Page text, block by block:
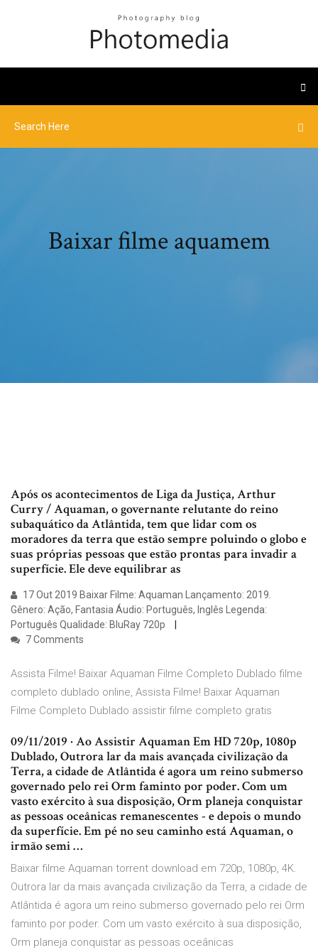
Baixar filme aquamem
Após os acontecimentos de Liga da Justiça, Arthur
Curry / Aquaman, o governante relutante do reino
subaquático da Atlântida, tem que lidar com os
moradores da terra que estão sempre poluindo o globo e
suas próprias pessoas que estão prontas para invadir a
superfície. Ele deve equilibrar as
17 Out 2019 Baixar Filme: Aquaman Lançamento: 2019.
Gênero: Ação, Fantasia Áudio: Português, Inglês Legenda:
Português Qualidade: BluRay 720p
7 Comments
Assista Filme! Baixar Aquaman Filme Completo Dublado filme
completo dublado online, Assista Filme! Baixar Aquaman
Filme Completo Dublado assistir filme completo gratis
09/11/2019 · Ao Assistir Aquaman Em HD 720p, 1080p
Dublado, Outrora lar da mais avançada civilização da
Terra, a cidade de Atlântida é agora um reino submerso
governado pelo rei Orm faminto por poder. Com um
vasto exército à sua disposição, Orm planeja conquistar
as pessoas oceânicas remanescentes - e depois o mundo
da superfície. Em pé no seu caminho está Aquaman, o
irmão semi …
Baixar filme Aquaman torrent download em 720p, 1080p, 4K.
Outrora lar da mais avançada civilização da Terra, a cidade de
Atlântida é agora um reino submerso governado pelo rei Orm
faminto por poder. Com um vasto exército à sua disposição,
Orm planeja conquistar as pessoas oceânicas